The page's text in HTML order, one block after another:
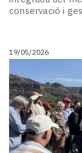
conservació i
19/05/2026